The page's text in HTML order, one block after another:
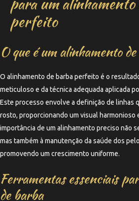
perfeito
O que é um alinhamento
O alinhamento de barba perfeito é o
meticuloso e da técnica adequada aplicada
Este processo envolve a definição de linhas
rosto, proporcionando um visual harmonioso
importância de um alinhamento preciso não
mas também à manutenção da saúde dos
promovendo um crescimento uniforme.
Ferramentas essenciais
de barba